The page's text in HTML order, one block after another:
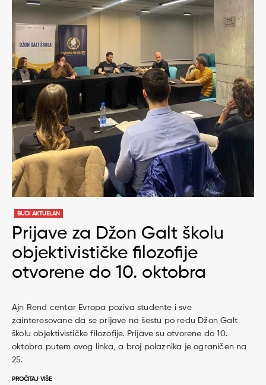
BUDI AKTUELAN
Prijave za Džon Galt školu
objektivističke filozofije
otvorene do 10. oktobra
Ajn Rend centar Evropa poziva studente i sve
zainteresovane da se prijave na šestu po redu Džon Galt
školu objektivističke filozofije. Prijave su otvorene do 10.
oktobra putem ovog linka, a broj polaznika je ograničen na
25.
PROČITAJ VIŠE